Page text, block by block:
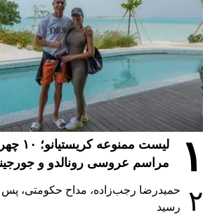
۱
لیست
مراسم عروسی رونالدو و
۲
حمیدرضا رجب‌زاده، مداح حکومتی، پس
رسید